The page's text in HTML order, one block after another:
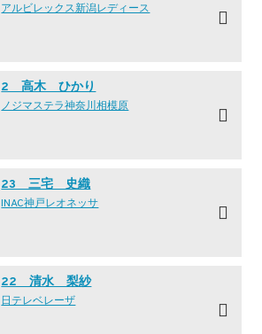
アルビレックス新潟レディース
2 高木 ひかり
ノジマステラ神奈川相模原
23 三宅 史織
INAC神戸レオネッサ
22 清水 梨紗
日テレ·ベレーザ